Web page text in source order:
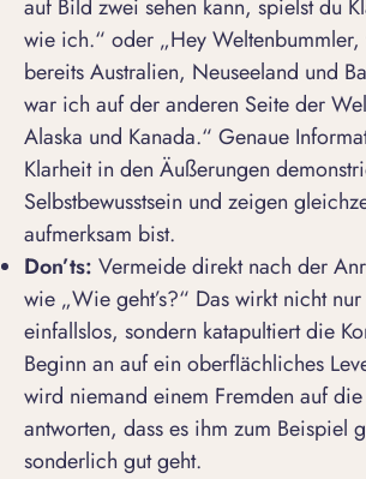
auf Bild zwei sehen kann, spielst du
wie ich.“ oder „Hey
bereits Australien, Neuseeland und
war ich auf der anderen Seite der
Alaska und Kanada.“ Genaue
Klarheit in den Äußerungen
Selbstbewusstsein und zeigen
aufmerksam bist.
Don’ts: Vermeide direkt nach der
wie „Wie geht’s?“ Das wirkt nicht
einfallslos, sondern katapultiert die
Beginn an auf ein oberflächliches
wird niemand einem Fremden auf
antworten, dass es ihm zum Beispiel
sonderlich gut geht.